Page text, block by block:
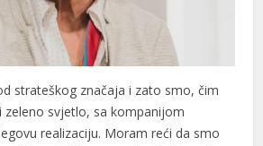
strateškog značaja i zato smo, čim
zeleno svjetlo, sa kompanijom
realizaciju. Moram reći da smo